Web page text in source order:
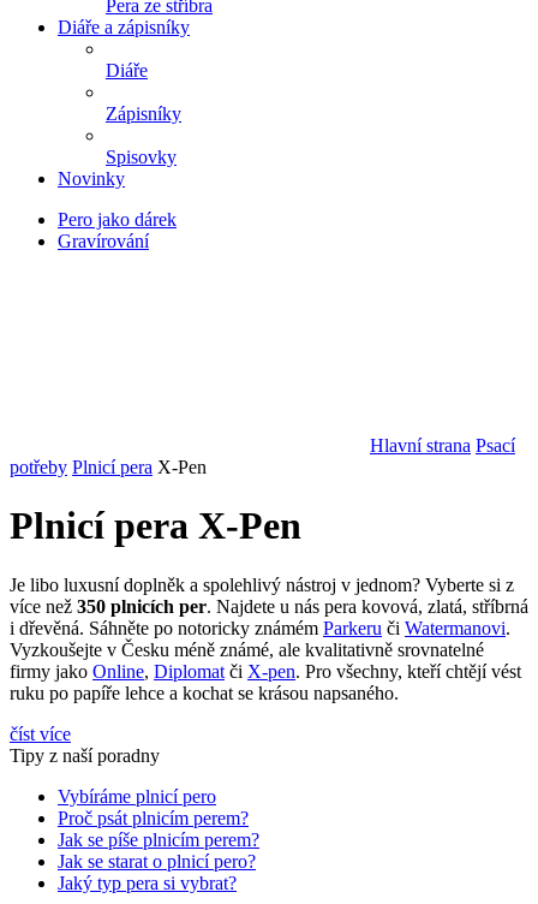
Pera ze stříbra
Diáře a zápisníky
Diáře
Zápisníky
Spisovky
Novinky
Pero jako dárek
Gravírování
Hlavní strana Psací
potřeby Plnicí pera X-Pen
Plnicí pera X-Pen
Je libo luxusní doplněk a spolehlivý nástroj v jednom? Vyberte si z
více než 350 plnicích per. Najdete u nás pera kovová, zlatá, stříbrná
i dřevěná. Sáhněte po notoricky známém Parkeru či Watermanovi.
Vyzkoušejte v Česku méně známé, ale kvalitativně srovnatelné
firmy jako Online, Diplomat či X-pen. Pro všechny, kteří chtějí vést
ruku po papíře lehce a kochat se krásou napsaného.
číst více
Tipy z naší poradny
Vybíráme plnicí pero
Proč psát plnicím perem?
Jak se píše plnicím perem?
Jak se starat o plnicí pero?
Jaký typ pera si vybrat?